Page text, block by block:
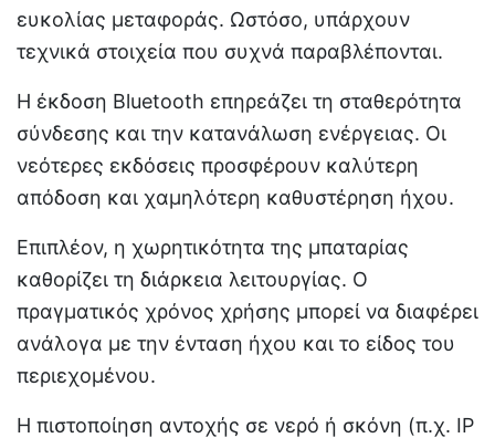
ευκολίας μεταφοράς. Ωστόσο, υπάρχουν
τεχνικά στοιχεία που συχνά παραβλέπονται.
Η έκδοση Bluetooth επηρεάζει τη σταθερότητα
σύνδεσης και την κατανάλωση ενέργειας. Οι
νεότερες εκδόσεις προσφέρουν καλύτερη
απόδοση και χαμηλότερη καθυστέρηση ήχου.
Επιπλέον, η χωρητικότητα της μπαταρίας
καθορίζει τη διάρκεια λειτουργίας. Ο
πραγματικός χρόνος χρήσης μπορεί να διαφέρει
ανάλογα με την ένταση ήχου και το είδος του
περιεχομένου.
Η πιστοποίηση αντοχής σε νερό ή σκόνη (π.χ. IP